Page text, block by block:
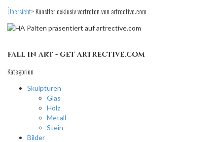
Übersicht> Künstler exklusiv vertreten von artrective.com
fall in art - get artrective.com
Kategorien
Skulpturen
Glas
Holz
Metall
Stein
Bilder